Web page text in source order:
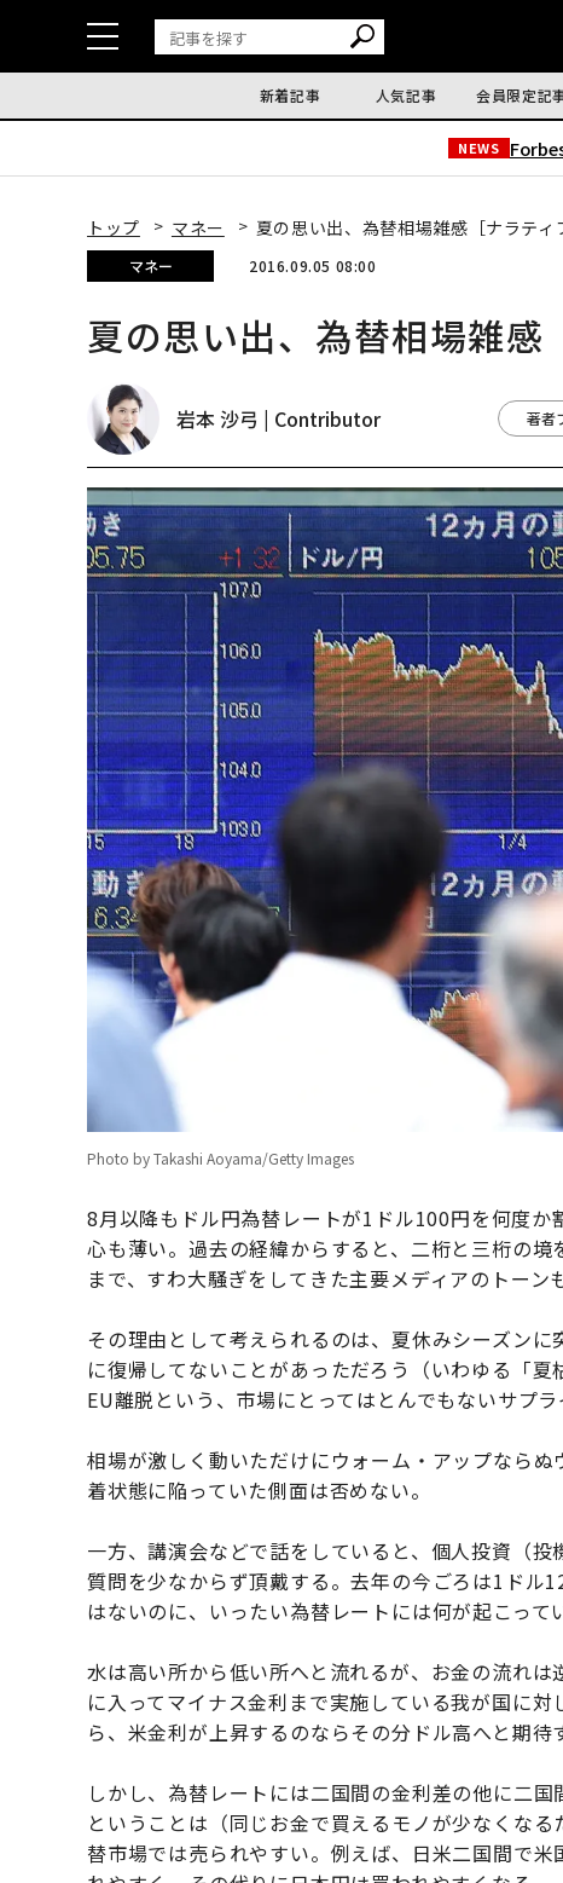
新着記事 人気記事 会員限定記
NEWS
トップ マネー 夏の思い出、為替相場雑感［ナラティ
マネー 2016.09.05 08:00
夏の思い出、為替相場雑感
岩本 沙弓 | Contributor 著者
Photo by Takashi Aoyama/Getty Images
8月以降もドル円為替レートが1ドル100円を何度
心も薄い。過去の経緯からすると、二桁と三桁の
まで、すわ大騒ぎをしてきた主要メディアのトーン
その理由として考えられるのは、夏休みシーズン
に復帰してないことがあっただろう（いわゆる「
EU離脱という、市場にとってはとんでもないサプ
相場が激しく動いただけにウォーム・アップなら
着状態に陥っていた側面は否めない。
一方、講演会などで話をしていると、個人投資（
質問を少なからず頂戴する。去年の今ごろは1ドル
はないのに、いったい為替レートには何が起こっ
水は高い所から低い所へと流れるが、お金の流れ
に入ってマイナス金利まで実施している我が国に
ら、米金利が上昇するのならその分ドル高へと期待
しかし、為替レートには二国間の金利差の他に二
ということは（同じお金で買えるモノが少なくな
替市場では売られやすい。例えば、日米二国間で